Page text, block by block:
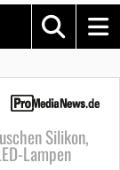
Silikon,
Lampen